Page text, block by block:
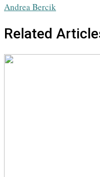
Andrea Bercik
Related